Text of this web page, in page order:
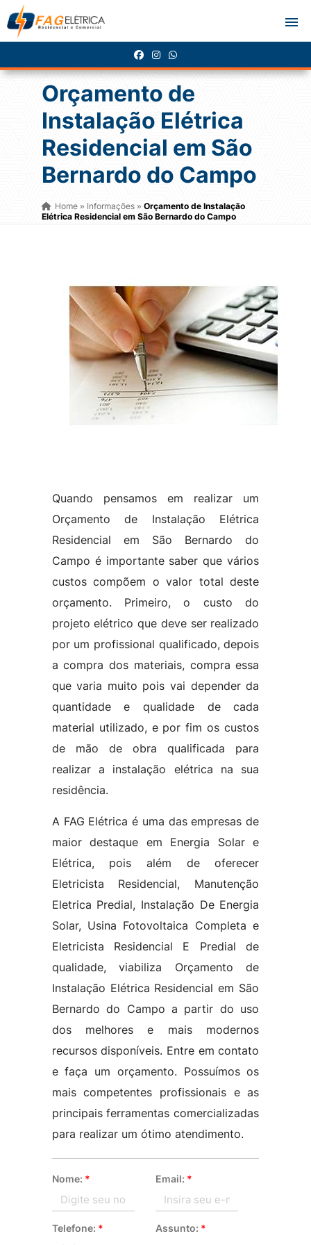
Orçamento de
Instalação Elétrica
Residencial em São
Bernardo do Campo
Home» Informações » Orçamento de Instalação
Elétrica Residencial em São Bernardo do Campo
Quando pensamos em realizar um
Orçamento de Instalação Elétrica
Residencial em São Bernardo do
Campo é importante saber que vários
custos compõem o valor total deste
orçamento. Primeiro, o custo do
projeto elétrico que deve ser realizado
por um profissional qualificado, depois
a compra dos materiais, compra essa
que varia muito pois vai depender da
quantidade e qualidade de cada
material utilizado, e por fim os custos
de mão de obra qualificada para
realizar a instalação elétrica na sua
residência.
A FAG Elétrica é uma das empresas de
maior destaque em Energia Solar e
Elétrica, pois além de oferecer
Eletricista Residencial, Manutenção
Eletrica Predial, Instalação De Energia
Solar, Usina Fotovoltaica Completa e
Eletricista Residencial E Predial de
qualidade, viabiliza Orçamento de
Instalação Elétrica Residencial em São
Bernardo do Campo a partir do uso
dos melhores e mais modernos
recursos disponíveis. Entre em contato
e faça um orçamento. Possuímos os
mais competentes profissionais e as
principais ferramentas comercializadas
para realizar um ótimo atendimento.
Nome: * Email: *
Telefone: * Assunto: *